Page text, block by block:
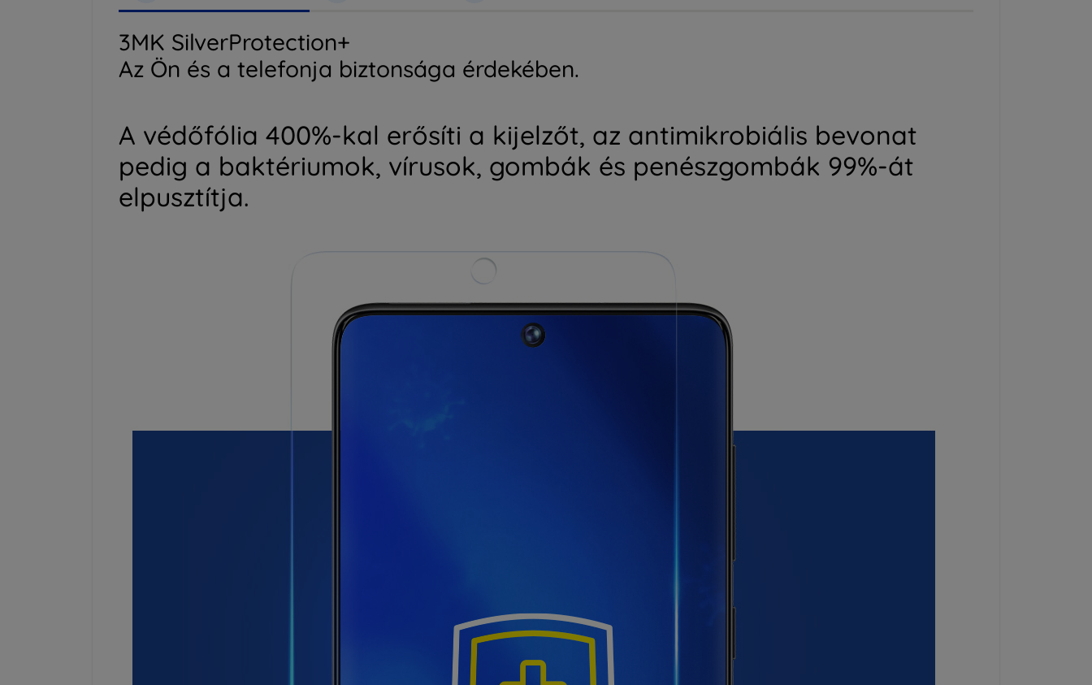
3MK SilverProtection+
Az Ön és a telefonja biztonsága érdekében.
A védőfólia 400%-kal erősíti a kijelzőt, az antimikrobiális bevonat
pedig a baktériumok, vírusok, gombák és penészgombák 99%-át
elpusztítja.